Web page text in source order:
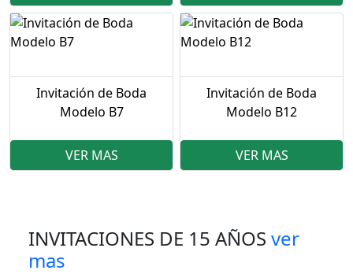
Invitación de Boda
Modelo B7
VER MAS
Invitación de Boda
Modelo B12
VER MAS
INVITACIONES DE 15 AÑOS ver
mas